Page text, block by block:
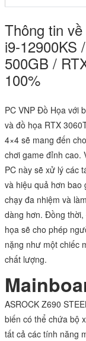
Thông tin
i9-12900KS
500GB /
100%
PC VNP Đồ Họa với
và đồ họa RTX
4×4 sẽ mang đến
chơi game đỉnh cao.
PC này sẽ xử lý các
và hiệu quả hơn bao
chạy đa nhiệm và
dàng hơn. Đồng
họa sẽ cho phép
nặng như một chiếc
chất lượng.
ASROCK Z690
biến có thể chứa bộ
tất cả các tính năng